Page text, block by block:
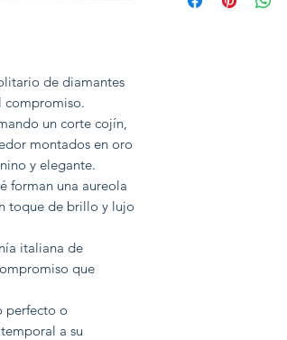
de diamantes
compromiso.
un corte cojín,
montados en oro
y elegante.
forman una aureola
toque de brillo y lujo
italiana de
que
perfecto o
a su